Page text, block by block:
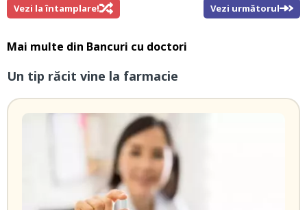
Vezi la întamplare! Vezi următorul
Mai multe din Bancuri cu doctori
Un tip răcit vine la farmacie